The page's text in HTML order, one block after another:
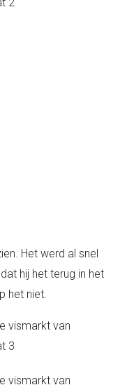
Het werd al snel
hij het terug in het
het niet.